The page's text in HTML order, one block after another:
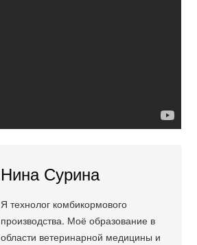
Нина Сурина
Я технолог комбикормового
производства. Моё образование в
области ветеринарной медицины и